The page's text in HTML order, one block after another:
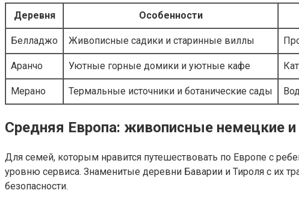
Деревня Особенности
Белладжо Живописные садики и старинные виллы
Аранчо Уютные горные домики и уютные кафе
Мерано Термальные источники и ботанические сады
Средняя Европа: живописные немецкие и
Для семей, которым нравится путешествовать по Европе с
уровню сервиса. Знаменитые деревни Баварии и Тироля с их
безопасности.